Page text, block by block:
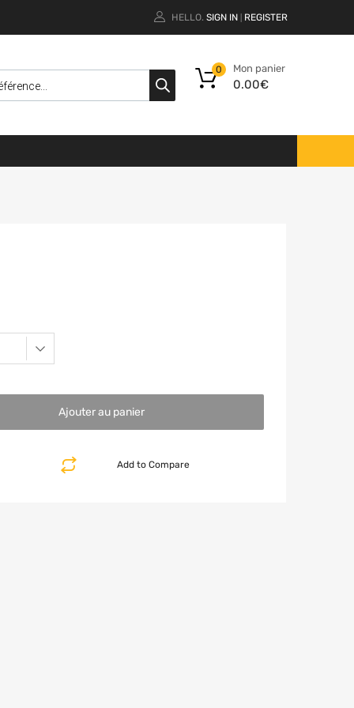
HELLO. SIGN IN REGISTER
Mon panier
0.00€
0
Ajouter au panier
Add to Compare